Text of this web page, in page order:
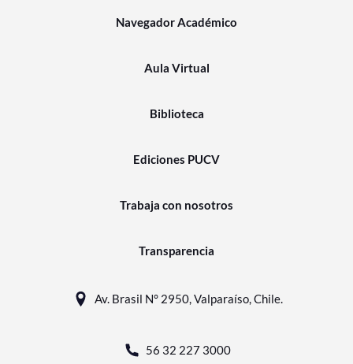
Navegador Académico
Aula Virtual
Biblioteca
Ediciones PUCV
Trabaja con nosotros
Transparencia
Av. Brasil N° 2950, Valparaíso, Chile.
56 32 227 3000